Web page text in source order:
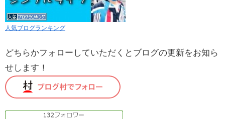
人気ブログランキング
どちらかフォローしていただくとブログの更新をお知ら
せします！